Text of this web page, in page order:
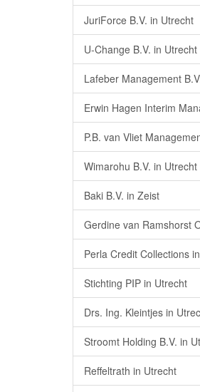
JuriForce B.V. in Utrecht
U-Change B.V. in Utrecht
Lafeber Management
Erwin Hagen Interim
P.B. van Vliet
Wimarohu B.V. in Utrecht
Baki B.V. in Zeist
Gerdine van Ramshorst
Perla Credit Collections
Stichting PIP in Utrecht
Drs. Ing. Kleintjes in
Stroomt Holding B.V. in
Reffeltrath in Utrecht